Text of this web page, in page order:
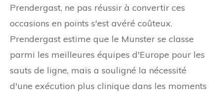
Prendergast, ne pas réussir à convertir ces
occasions en points s'est avéré coûteux.
Prendergast estime que le Munster se classe
parmi les meilleures équipes d'Europe pour les
sauts de ligne, mais a souligné la nécessité
d'une exécution plus clinique dans les moments